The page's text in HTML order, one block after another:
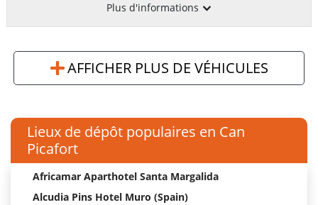
Plus d'informations
AFFICHER PLUS DE VÉHICULES
Lieux de dépôt populaires en Can
Picafort
Africamar Aparthotel Santa Margalida
Alcudia Pins Hotel Muro (Spain)